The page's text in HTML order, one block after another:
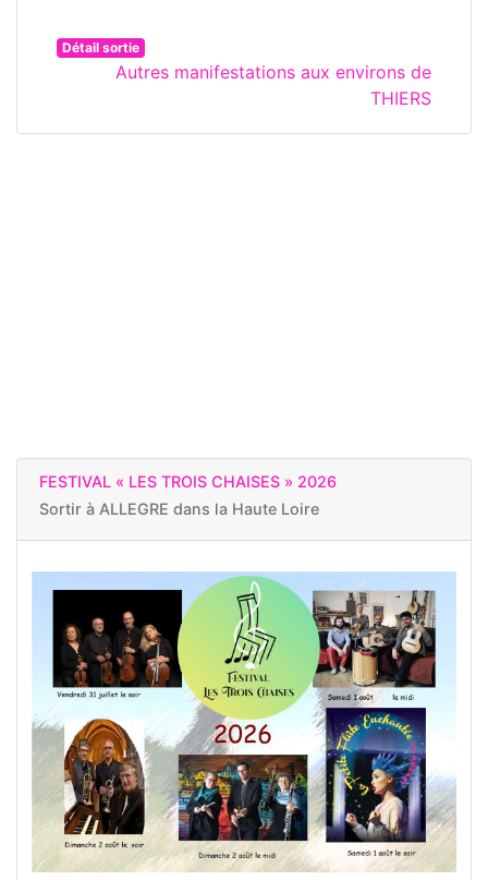
Détail sortie
Autres manifestations aux environs de
THIERS
FESTIVAL « LES TROIS CHAISES » 2026
Sortir à ALLEGRE dans la Haute Loire